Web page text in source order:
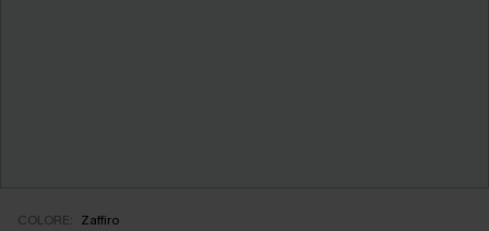
COLORE: Zaffiro